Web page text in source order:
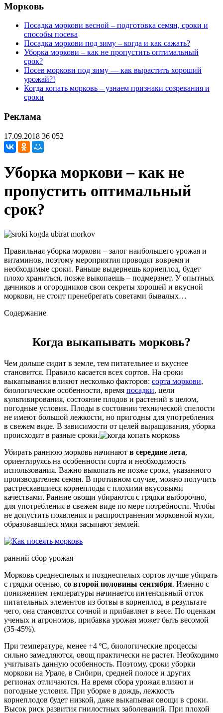
Морковь
Посадка моркови весной – подготовка семян, сроки и
способы посева
Посадка моркови под зиму – когда и как сажать?
Уборка моркови – как не пропустить оптимальный
срок?
Посев моркови под зиму — как вырастить хороший
урожай?!
Когда копать морковь – узнаем признаки созревания и
сроки
Реклама
17.09.2018 36 052
Уборка моркови – как не
пропустить оптимальный
срок?
Правильная уборка моркови – залог наибольшего урожая и
витаминов, поэтому мероприятия проводят вовремя и
необходимые сроки. Раньше выдернешь корнеплод, будет
плохо храниться, позже выкопаешь – подмерзнет. У опытных
дачников и огородников свои секреты хорошей и вкусной
моркови, не стоит пренебрегать советами бывалых…
Содержание
Когда выкапывать морковь?
Чем дольше сидит в земле, тем питательнее и вкуснее
становится. Правило касается всех сортов. На сроки
выкапывания влияют несколько факторов: сорта моркови,
биологические особенности, время посадки, цели
культивирования, состояние плодов и растений в целом,
погодные условия. Плоды в состоянии технической спелости
не имеют большой лежкости, но пригодны для употребления
в свежем виде. В зависимости от целей выращивания, уборка
происходит в разные сроки.
Убирать раннюю морковь начинают в середине лета,
ориентируясь на особенности сорта и необходимость
использования. Важно выкопать не позже срока, указанного
производителем семян. В противном случае, можно получить
растрескавшиеся корнеплоды с плохими вкусовыми
качествами. Ранние овощи убираются с грядки выборочно,
для употребления в свежем виде по мере потребности. Чтобы
не допустить появления и распространения морковной мухи,
образовавшиеся ямки засыпают землей.
ранний сбор урожая
Морковь среднеспелых и позднеспелых сортов лучше убирать
с грядки осенью, со второй половины сентября. Именно с
понижением температуры начинается интенсивный отток
питательных элементов из ботвы в корнеплод, в результате
чего, она становится сочной и прибавляет в весе. По оценкам
ученых и агрономов, прибавка урожая может быть весомой
(35-45%).
При температуре, менее +4 ºС, биологические процессы
сильно замедляются, овощ практически не растет. Необходимо
учитывать данную особенность. Поэтому, сроки уборки
моркови на Урале, в Сибири, средней полосе и других
регионах отличаются. На время сбора урожая влияют и
погодные условия. При уборке в дождь, лежкость
корнеплодов будет низкой, даже выкапывая овощи в сроки.
Высок риск развития гнилостных заболеваний. При плохой